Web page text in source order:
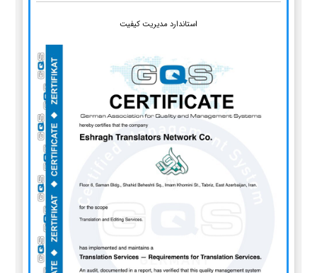
استاندارد مدیریت کیفیت